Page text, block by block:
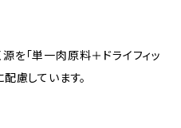
を「単一肉原料＋ドライフィッ
慮しています。